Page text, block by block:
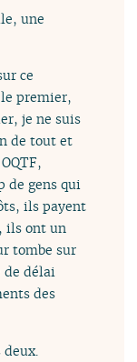
une
ce
premier,
je ne suis
de tout et
de gens qui
ils payent
ils ont un
tombe sur
de délai
des